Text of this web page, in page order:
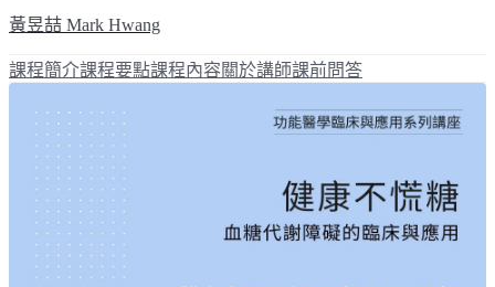
黃昱喆 Mark Hwang
課程簡介課程要點課程內容關於講師課前問答